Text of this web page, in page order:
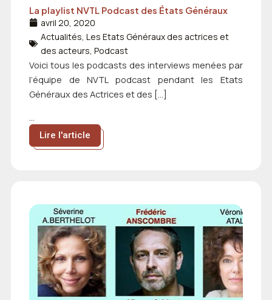
La playlist NVTL Podcast des États Généraux
avril 20, 2020
Actualités,Les Etats Généraux des actrices et
des acteurs,Podcast
Voici tous les podcasts des interviews menées par
l’équipe de NVTL podcast pendant les Etats
Généraux des Actrices et des […]
...
Lire l'article